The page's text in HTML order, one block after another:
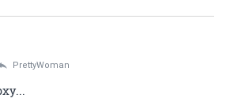
PrettyWoman